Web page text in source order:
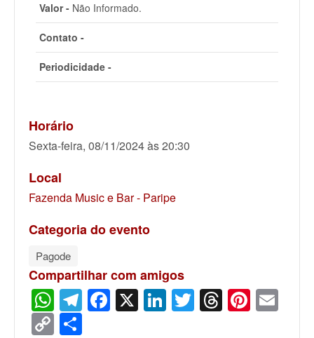
Valor - Não Informado.
Contato -
Periodicidade -
Horário
Sexta-feira, 08/11/2024 às 20:30
Local
Fazenda Music e Bar - Paripe
Categoria do evento
Pagode
Compartilhar com amigos
WhatsApp
Telegram
Facebook
X LinkedIn
Twitter
Threads
Copy